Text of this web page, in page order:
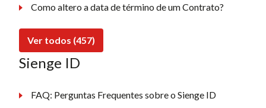
Como altero a data de término de um Contrato?
Ver todos (457)
Sienge ID
FAQ: Perguntas Frequentes sobre o Sienge ID